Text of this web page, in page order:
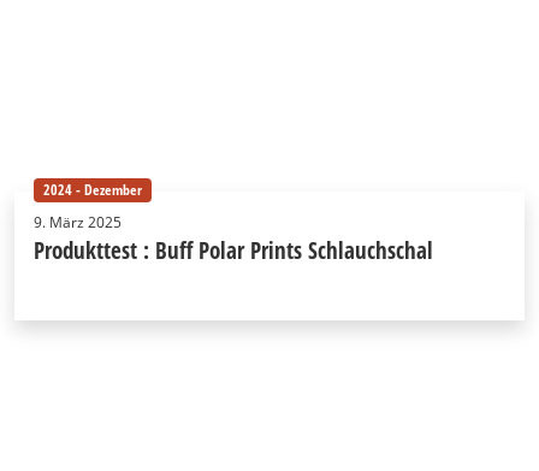
2024 - Dezember
9. März 2025
Produkttest : Buff Polar Prints Schlauchschal